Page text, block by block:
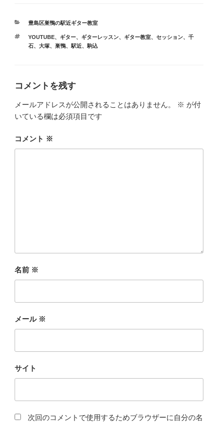
カ
ゴ
リ
豊島区巣鴨の駅近ギター教室
タ
グ
YOUTUBE、 ギター、 ギターレッスン、 ギター教室、 セッション、 千
石、 大塚、 巣鴨、 駅近、 駒込
コメントを残す
メールアドレスが公開されることはありません。 ※ が付
いている欄は必須項目です
コメント ※
名前 ※
メール ※
サイト
次回のコメントで使用するためブラウザーに自分の名